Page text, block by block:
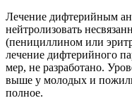
Лечение дифтерийным
нейтролизовать
(пенициллином или
лечение дифтерийного
мер, не разработано.
выше у молодых и
полное.